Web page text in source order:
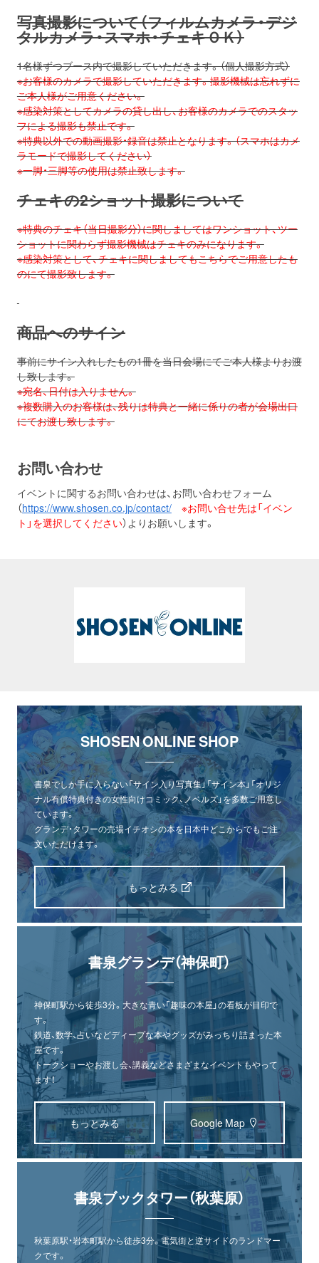
写真撮影について（フィルムカメラ・デジ
タルカメラ・スマホ・チェキＯＫ）
1名様ずつブース内で撮影していただきます。（個人撮影方式）
※お客様のカメラで撮影していただきます。撮影機械は忘れずに
ご本人様がご用意ください。
※感染対策としてカメラの貸し出し、お客様のカメラでのスタッ
フによる撮影も禁止です。
※特典以外での動画撮影・録音は禁止となります。（スマホはカメ
ラモードで撮影してください）
※一脚・三脚等の使用は禁止致します。
チェキの2ショット撮影について
※特典のチェキ（当日撮影分）に関しましてはワンショット、ツー
ショットに関わらず撮影機械はチェキのみになります。
※感染対策として、チェキに関しましてもこちらでご用意したも
のにて撮影致します。
商品へのサイン
事前にサイン入れしたもの1冊を当日会場にてご本人様よりお渡
し致します。
※宛名、日付は入りません。
※複数購入のお客様は、残りは特典と一緒に係りの者が会場出口
にてお渡し致します。
お問い合わせ
イベントに関するお問い合わせは、お問い合わせフォーム
（https://www.shosen.co.jp/contact/
※お問い合せ先は「イベン
ト」を選択してください）よりお願いします。
SHOSEN ONLINE SHOP
書泉でしか手に入らない「サイン入り写真集」「サイン本」「オリジ
ナル有償特典付きの女性向けコミック、ノベルズ」を多数ご用意し
ています。
グランデ・タワーの売場イチオシの本を日本中どこからでもご注
文いただけます。
もっとみる
書泉グランデ（神保町）
神保町駅から徒歩3分。大きな青い「趣味の本屋」の看板が目印で
す。
鉄道、数学、占いなどディープな本やグッズがみっちり詰まった本
屋です。
トークショーやお渡し会、講義などさまざまなイベントもやって
ます！
もっとみる Google Map
書泉ブックタワー（秋葉原）
秋葉原駅・岩本町駅から徒歩3分。電気街と逆サイドのランドマー
クです。